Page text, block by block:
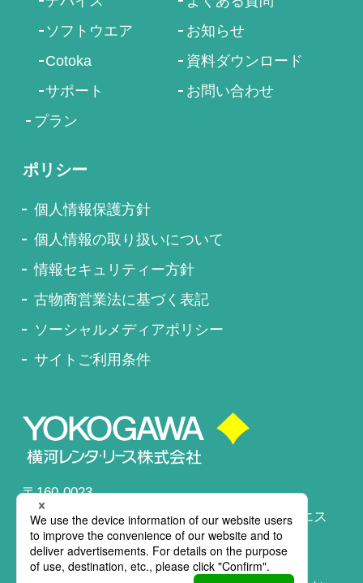
ソフトウエア
Cotoka
サポート
プラン
お知らせ
資料ダウンロード
お問い合わせ
ポリシー
個人情報保護方針
個人情報の取り扱いについて
情報セキュリティー方針
古物商営業法に基づく表記
ソーシャルメディアポリシー
サイトご利用条件
〒160-0023
東京都新宿区西新宿1-23-7 新宿ファーストウエス
ト